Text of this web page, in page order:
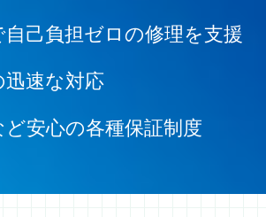
自己負担ゼロの修理を支援
速な対応
安心の各種保証制度